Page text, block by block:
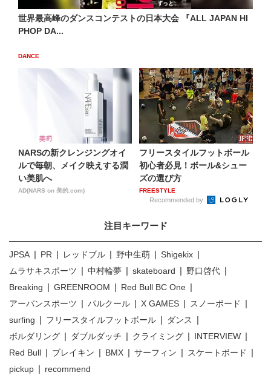
世界最高峰のダンスコンテストの日本大会 『ALL JAPAN HI
PHOP DA...
DANCE
NARSの新クレンジングオイ
ルで毎朝、メイク映えする潤
い美肌へ
AD(NARS on 美的.com)
フリースタイルフットボール
初心者必見！ボール&シュー
ズの選び方
FREESTYLE
Recommended by
注目キーワード
JPSA PR レッドブル 野中生萌
Shigekix
ムラサキスポーツ
中村輪夢 skateboard
野口啓代
Breaking
GREENROOM
Red Bull BC One
アーバンスポーツ
パルクール X GAMES
スノーボード
surfing
フリースタイルフットボール
ダンス
ボルダリング
ダブルダッチ クライミング
INTERVIEW
Red Bull
ブレイキン BMX サーフィン
スケートボード
pickup
recommend